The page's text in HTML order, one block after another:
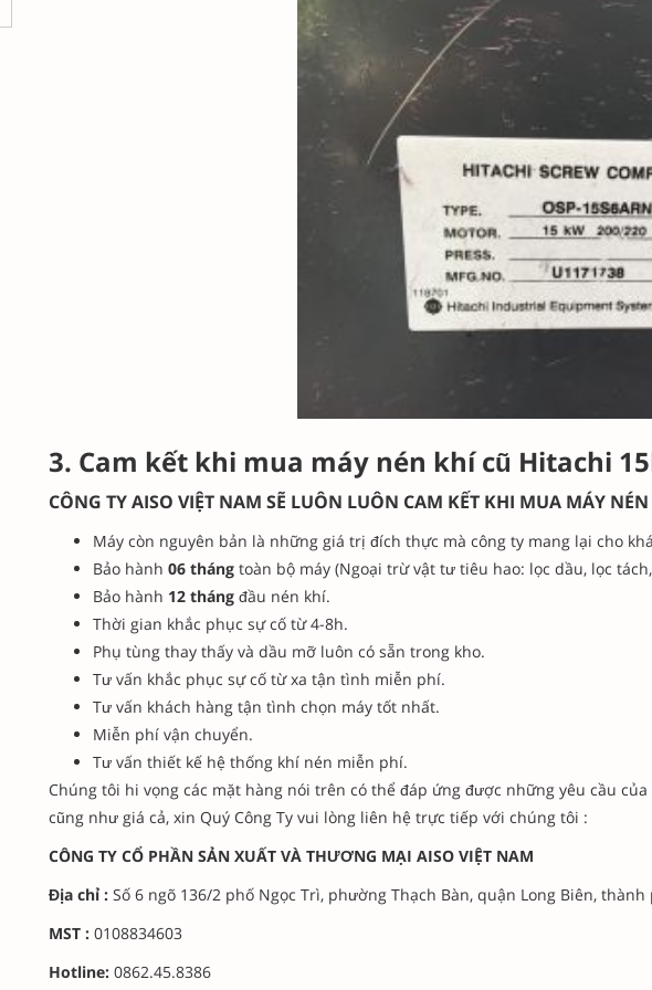
3. Cam kết khi mua máy nén khí cũ Hitachi 15
CÔNG TY AISO VIỆT NAM SẼ LUÔN LUÔN CAM KẾT KHI MUA MÁY
Máy còn nguyên bản là những giá trị đích thực mà công ty mang lại cho
Bảo hành06 tháng toàn bộ máy (Ngoại trừ vật tư tiêu hao: lọc dầu, lọc
Bảo hành 12 tháng đầu nén khí.
Thời gian khắc phục sự cố từ 4-8h.
Phụ tùng thay thấy và dầu mỡ luôn có sẵn trong kho.
Tư vấn khắc phục sự cố từ xa tận tình miễn phí.
Tư vấn khách hàng tận tình chọn máy tốt nhất.
Miễn phí vận chuyển.
Tư vấn thiết kế hệ thống khí nén miễn phí.
Chúng tôi hi vọng các mặt hàng nói trên có thể đáp ứng được những yêu cầu
cũng như giá cả, xin Quý Công Ty vui lòng liên hệ trực tiếp với chúng tôi :
CÔNG TY CỔ PHẦN SẢN XUẤT VÀ THƯƠNG MẠI AISO VIỆT NAM
Địa chỉ : Số 6 ngõ 136/2 phố Ngọc Trì, phường Thạch Bàn, quận Long Biên, thành
MST : 0108834603
Hotline: 0862.45.8386